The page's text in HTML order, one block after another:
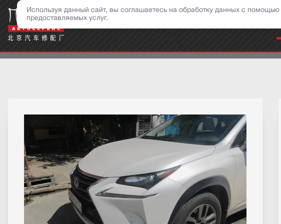
Используя данный сайт, вы соглашаетесь на обработку данных с помощью
предоставляемых услуг.